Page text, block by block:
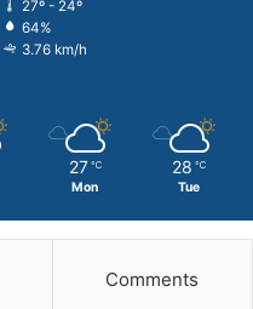
27º - 24º
64%
3.76 km/h
27 ℃
Mon
28 ℃
Tue
Comments